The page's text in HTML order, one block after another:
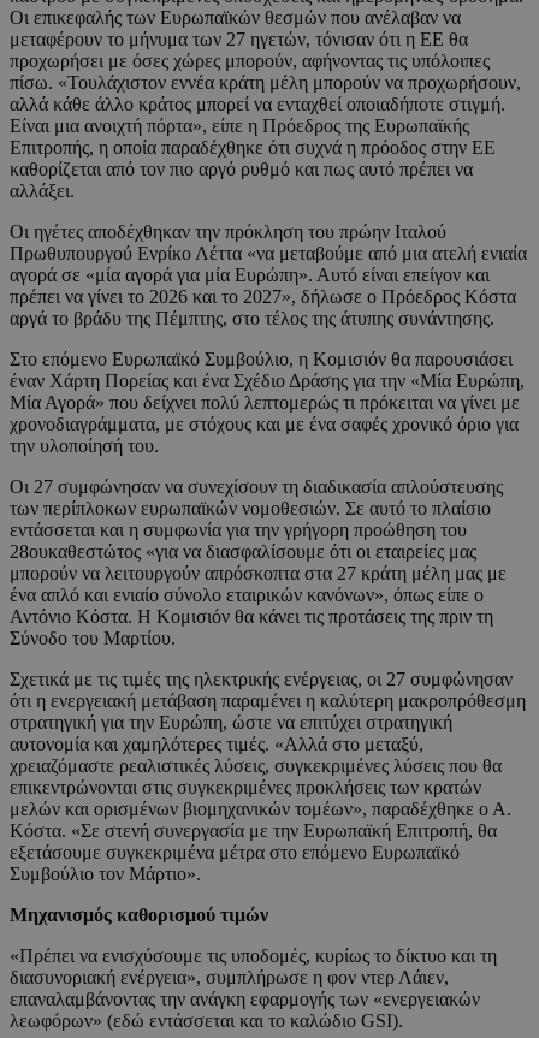
Οι επικεφαλής των Ευρωπαϊκών θεσμών που ανέλαβαν να
μεταφέρουν το μήνυμα των 27 ηγετών, τόνισαν ότι η ΕΕ θα
προχωρήσει με όσες χώρες μπορούν, αφήνοντας τις υπόλοιπες
πίσω. «Τουλάχιστον εννέα κράτη μέλη μπορούν να προχωρήσουν,
αλλά κάθε άλλο κράτος μπορεί να ενταχθεί οποιαδήποτε στιγμή.
Είναι μια ανοιχτή πόρτα», είπε η Πρόεδρος της Ευρωπαϊκής
Επιτροπής, η οποία παραδέχθηκε ότι συχνά η πρόοδος στην ΕΕ
καθορίζεται από τον πιο αργό ρυθμό και πως αυτό πρέπει να
αλλάξει.
Οι ηγέτες αποδέχθηκαν την πρόκληση του πρώην Ιταλού
Πρωθυπουργού Ενρίκο Λέττα «να μεταβούμε από μια ατελή ενιαία
αγορά σε «μία αγορά για μία Ευρώπη». Αυτό είναι επείγον και
πρέπει να γίνει το 2026 και το 2027», δήλωσε ο Πρόεδρος Κόστα
αργά το βράδυ της Πέμπτης, στο τέλος της άτυπης συνάντησης.
Στο επόμενο Ευρωπαϊκό Συμβούλιο, η Κομισιόν θα παρουσιάσει
έναν Χάρτη Πορείας και ένα Σχέδιο Δράσης για την «Μία Ευρώπη,
Μία Αγορά» που δείχνει πολύ λεπτομερώς τι πρόκειται να γίνει με
χρονοδιαγράμματα, με στόχους και με ένα σαφές χρονικό όριο για
την υλοποίησή του.
Οι 27 συμφώνησαν να συνεχίσουν τη διαδικασία απλούστευσης
των περίπλοκων ευρωπαϊκών νομοθεσιών. Σε αυτό το πλαίσιο
εντάσσεται και η συμφωνία για την γρήγορη προώθηση του
28ουκαθεστώτος «για να διασφαλίσουμε ότι οι εταιρείες μας
μπορούν να λειτουργούν απρόσκοπτα στα 27 κράτη μέλη μας με
ένα απλό και ενιαίο σύνολο εταιρικών κανόνων», όπως είπε ο
Αντόνιο Κόστα. Η Κομισιόν θα κάνει τις προτάσεις της πριν τη
Σύνοδο του Μαρτίου.
Σχετικά με τις τιμές της ηλεκτρικής ενέργειας, οι 27 συμφώνησαν
ότι η ενεργειακή μετάβαση παραμένει η καλύτερη μακροπρόθεσμη
στρατηγική για την Ευρώπη, ώστε να επιτύχει στρατηγική
αυτονομία και χαμηλότερες τιμές. «Αλλά στο μεταξύ,
χρειαζόμαστε ρεαλιστικές λύσεις, συγκεκριμένες λύσεις που θα
επικεντρώνονται στις συγκεκριμένες προκλήσεις των κρατών
μελών και ορισμένων βιομηχανικών τομέων», παραδέχθηκε ο Α.
Κόστα. «Σε στενή συνεργασία με την Ευρωπαϊκή Επιτροπή, θα
εξετάσουμε συγκεκριμένα μέτρα στο επόμενο Ευρωπαϊκό
Συμβούλιο τον Μάρτιο».
Μηχανισμός καθορισμού τιμών
«Πρέπει να ενισχύσουμε τις υποδομές, κυρίως το δίκτυο και τη
διασυνοριακή ενέργεια», συμπλήρωσε η φον ντερ Λάιεν,
επαναλαμβάνοντας την ανάγκη εφαρμογής των «ενεργειακών
λεωφόρων» (εδώ εντάσσεται και το καλώδιο GSI).